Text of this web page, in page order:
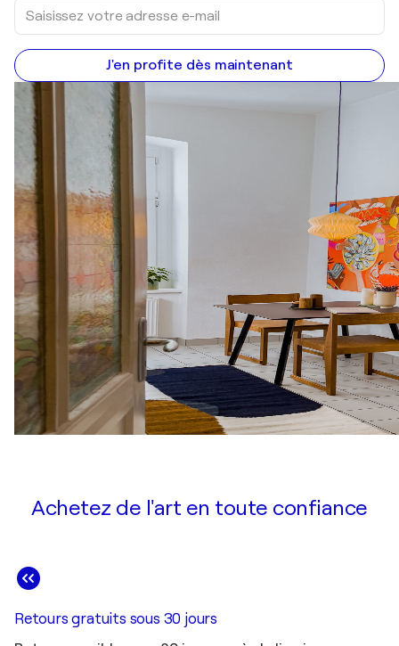
J'en profite dès maintenant
Achetez de l'art en toute confiance
Retours gratuits sous 30 jours